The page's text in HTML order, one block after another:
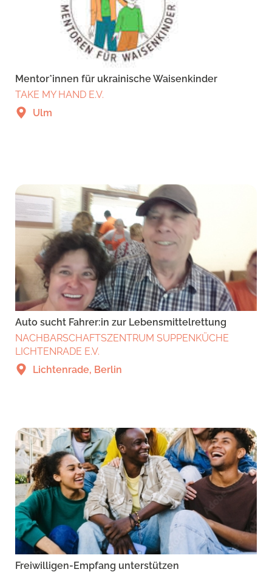
Mentor*innen für ukrainische Waisenkinder
TAKE MY HAND E.V.
Ulm
Auto sucht Fahrer:in zur Lebensmittelrettung
NACHBARSCHAFTSZENTRUM SUPPENKÜCHE
LICHTENRADE E.V.
Lichtenrade, Berlin
Freiwilligen-Empfang unterstützen